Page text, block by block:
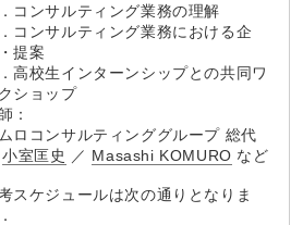
コンサルティング業務の理解
コンサルティング業務における企
提案
高校生インターンシップとの共同ワ
ショップ
：
ロコンサルティンググループ 総代
小室匡史 ／ Masashi KOMURO など
スケジュールは次の通りとなりま